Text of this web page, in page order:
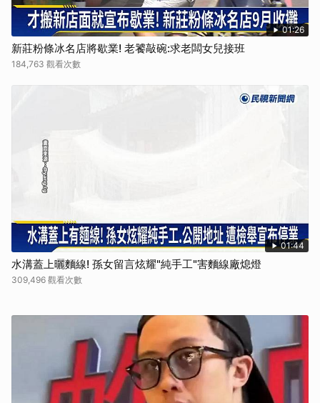
01:26
新莊粉條冰名店將歇業! 老饕敲碗:求老闆女兒接班
184,763 觀看次數
01:44
水溝蓋上曬麵線! 孫女留言炫耀"純手工"害麵線廠熄燈
309,496 觀看次數